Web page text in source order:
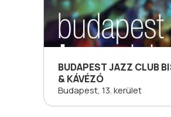
BUDAPEST JAZZ CLUB
& KÁVÉZÓ
Budapest, 13. kerület